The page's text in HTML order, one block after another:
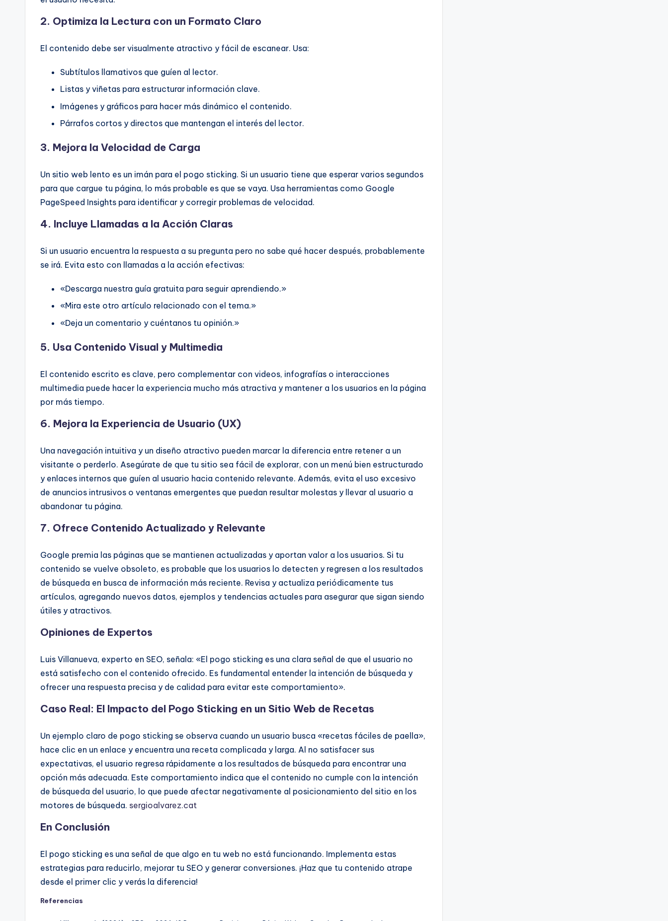
2. Optimiza la Lectura con un Formato Claro
El contenido debe ser visualmente atractivo y fácil de escanear. Usa:
Subtítulos llamativos que guíen al lector.
Listas y viñetas para estructurar información clave.
Imágenes y gráficos para hacer más dinámico el contenido.
Párrafos cortos y directos que mantengan el interés del lector.
3. Mejora la Velocidad de Carga
Un sitio web lento es un imán para el pogo sticking. Si un usuario tiene que esperar varios segundos
para que cargue tu página, lo más probable es que se vaya. Usa herramientas como Google
PageSpeed Insights para identificar y corregir problemas de velocidad.
4. Incluye Llamadas a la Acción Claras
Si un usuario encuentra la respuesta a su pregunta pero no sabe qué hacer después, probablemente
se irá. Evita esto con llamadas a la acción efectivas:
«Descarga nuestra guía gratuita para seguir aprendiendo.»
«Mira este otro artículo relacionado con el tema.»
«Deja un comentario y cuéntanos tu opinión.»
5. Usa Contenido Visual y Multimedia
El contenido escrito es clave, pero complementar con videos, infografías o interacciones
multimedia puede hacer la experiencia mucho más atractiva y mantener a los usuarios en la página
por más tiempo.
6. Mejora la Experiencia de Usuario (UX)
Una navegación intuitiva y un diseño atractivo pueden marcar la diferencia entre retener a un
visitante o perderlo. Asegúrate de que tu sitio sea fácil de explorar, con un menú bien estructurado
y enlaces internos que guíen al usuario hacia contenido relevante. Además, evita el uso excesivo
de anuncios intrusivos o ventanas emergentes que puedan resultar molestas y llevar al usuario a
abandonar tu página.
7. Ofrece Contenido Actualizado y Relevante
Google premia las páginas que se mantienen actualizadas y aportan valor a los usuarios. Si tu
contenido se vuelve obsoleto, es probable que los usuarios lo detecten y regresen a los resultados
de búsqueda en busca de información más reciente. Revisa y actualiza periódicamente tus
artículos, agregando nuevos datos, ejemplos y tendencias actuales para asegurar que sigan siendo
útiles y atractivos.
Opiniones de Expertos
Luis Villanueva, experto en SEO, señala: «El pogo sticking es una clara señal de que el usuario no
está satisfecho con el contenido ofrecido. Es fundamental entender la intención de búsqueda y
ofrecer una respuesta precisa y de calidad para evitar este comportamiento».
Caso Real: El Impacto del Pogo Sticking en un Sitio Web de Recetas
Un ejemplo claro de pogo sticking se observa cuando un usuario busca «recetas fáciles de paella»,
hace clic en un enlace y encuentra una receta complicada y larga. Al no satisfacer sus
expectativas, el usuario regresa rápidamente a los resultados de búsqueda para encontrar una
opción más adecuada. Este comportamiento indica que el contenido no cumple con la intención
de búsqueda del usuario, lo que puede afectar negativamente al posicionamiento del sitio en los
motores de búsqueda. sergioalvarez.cat
En Conclusión
El pogo sticking es una señal de que algo en tu web no está funcionando. Implementa estas
estrategias para reducirlo, mejorar tu SEO y generar conversiones. ¡Haz que tu contenido atrape
desde el primer clic y verás la diferencia!
Referencias